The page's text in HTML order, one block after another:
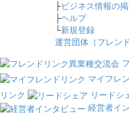
├ビジネス情報の
├ヘルプ
└新規登録
運営団体（フレン
マイフレ
リンク
リードシ
経営者イ